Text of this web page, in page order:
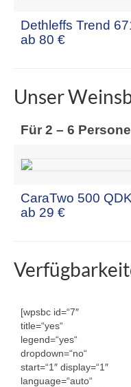
Dethleffs Trend
ab 80 €
Unser
Für 2 – 6
CaraTwo 500 QDK
ab 29 €
[wpsbc id=“7″
title=“yes“
legend=“yes“
dropdown=“no“
start=“1″ display=“1″
language=“auto“